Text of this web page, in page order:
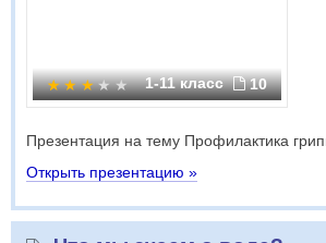
1-11 класс 10
Презентация на тему Профилактика
Открыть презентацию »